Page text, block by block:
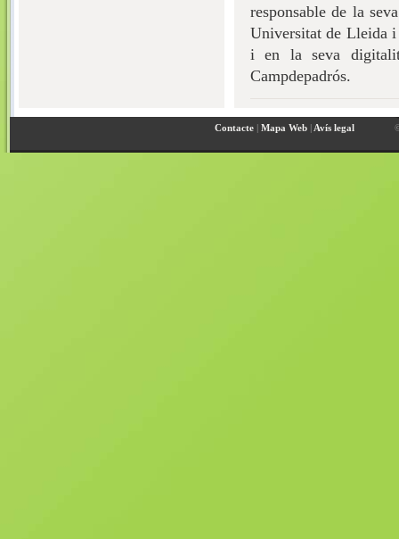
responsable de la
Universitat de Lleida i
i en la seva
Campdepadrós.
Contacte| Mapa Web| Avís legal© 2010